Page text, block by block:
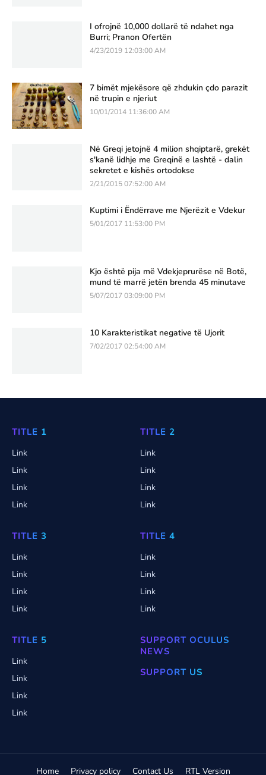
I ofrojnë 10,000 dollarë të ndahet nga
Burri; Pranon Ofertën
4/23/2019 12:03:00 AM
7 bimët mjekësore që zhdukin çdo parazit
në trupin e njeriut
10/01/2014 11:36:00 AM
Në Greqi jetojnë 4 milion shqiptarë, grekët
s'kanë lidhje me Greqinë e lashtë - dalin
sekretet e kishës ortodokse
2/21/2015 07:52:00 AM
Kuptimi i Ëndërrave me Njerëzit e Vdekur
5/01/2017 11:53:00 PM
Kjo është pija më Vdekjeprurëse në Botë,
mund të marrë jetën brenda 45 minutave
5/07/2017 03:09:00 PM
10 Karakteristikat negative të Ujorit
7/02/2017 02:54:00 AM
TITLE 1
Link
Link
Link
Link
TITLE 2
Link
Link
Link
Link
TITLE 3
Link
Link
Link
Link
TITLE 4
Link
Link
Link
Link
TITLE 5
Link
Link
Link
Link
SUPPORT OCULUS
NEWS
SUPPORT US
Home Privacy policy Contact Us RTL Version